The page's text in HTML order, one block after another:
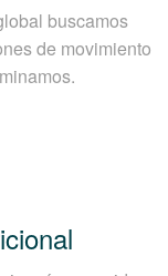
buscamos
de movimiento